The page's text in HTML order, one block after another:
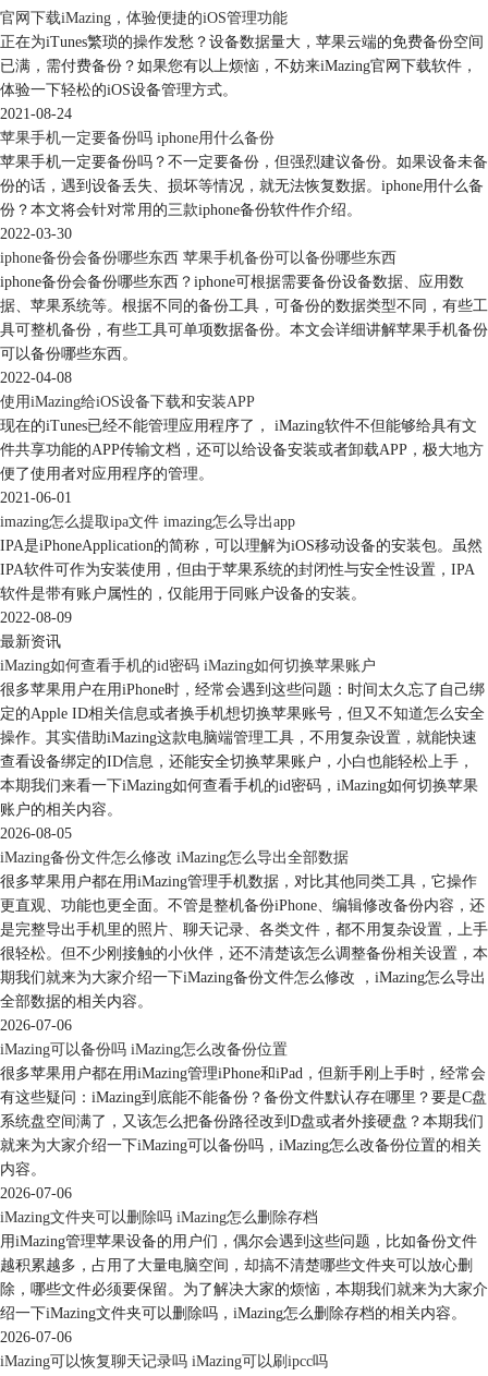
图3：导出至文件夹
然后会弹出导出窗口，勾选“我的选择”和“至所选的文件夹”，接着点
击“下一步”即可，如图4所示。
接着弹出“浏览文件夹”窗口，我们选择导出视频保存的位置，然后点
击“确定”，如图5所示。
图5：导出位置
在目标文件夹中我们已经选择好了，其他默认即可，然后点击“下一步”，
如图6所示。
官网下载iMazing，体验便捷的iOS管理功能
正在为iTunes繁琐的操作发愁？设备数据量大，苹果云端的免费备份空间
已满，需付费备份？如果您有以上烦恼，不妨来iMazing官网下载软件，
体验一下轻松的iOS设备管理方式。
2021-08-24
苹果手机一定要备份吗 iphone用什么备份
苹果手机一定要备份吗？不一定要备份，但强烈建议备份。如果设备未备
份的话，遇到设备丢失、损坏等情况，就无法恢复数据。iphone用什么备
份？本文将会针对常用的三款iphone备份软件作介绍。
2022-03-30
iphone备份会备份哪些东西 苹果手机备份可以备份哪些东西
iphone备份会备份哪些东西？iphone可根据需要备份设备数据、应用数
据、苹果系统等。根据不同的备份工具，可备份的数据类型不同，有些工
具可整机备份，有些工具可单项数据备份。本文会详细讲解苹果手机备份
可以备份哪些东西。
2022-04-08
使用iMazing给iOS设备下载和安装APP
现在的iTunes已经不能管理应用程序了， iMazing软件不但能够给具有文
件共享功能的APP传输文档，还可以给设备安装或者卸载APP，极大地方
便了使用者对应用程序的管理。
2021-06-01
imazing怎么提取ipa文件 imazing怎么导出app
IPA是iPhoneApplication的简称，可以理解为iOS移动设备的安装包。虽然
IPA软件可作为安装使用，但由于苹果系统的封闭性与安全性设置，IPA
软件是带有账户属性的，仅能用于同账户设备的安装。
2022-08-09
最新资讯
iMazing如何查看手机的id密码 iMazing如何切换苹果账户
很多苹果用户在用iPhone时，经常会遇到这些问题：时间太久忘了自己绑
定的Apple ID相关信息或者换手机想切换苹果账号，但又不知道怎么安全
操作。其实借助iMazing这款电脑端管理工具，不用复杂设置，就能快速
查看设备绑定的ID信息，还能安全切换苹果账户，小白也能轻松上手，
本期我们来看一下iMazing如何查看手机的id密码，iMazing如何切换苹果
账户的相关内容。
2026-08-05
iMazing备份文件怎么修改 iMazing怎么导出全部数据
很多苹果用户都在用iMazing管理手机数据，对比其他同类工具，它操作
更直观、功能也更全面。不管是整机备份iPhone、编辑修改备份内容，还
是完整导出手机里的照片、聊天记录、各类文件，都不用复杂设置，上手
很轻松。但不少刚接触的小伙伴，还不清楚该怎么调整备份相关设置，本
期我们就来为大家介绍一下iMazing备份文件怎么修改 ，iMazing怎么导出
全部数据的相关内容。
2026-07-06
iMazing可以备份吗 iMazing怎么改备份位置
很多苹果用户都在用iMazing管理iPhone和iPad，但新手刚上手时，经常会
有这些疑问：iMazing到底能不能备份？备份文件默认存在哪里？要是C盘
系统盘空间满了，又该怎么把备份路径改到D盘或者外接硬盘？本期我们
就来为大家介绍一下iMazing可以备份吗，iMazing怎么改备份位置的相关
内容。
2026-07-06
iMazing文件夹可以删除吗 iMazing怎么删除存档
用iMazing管理苹果设备的用户们，偶尔会遇到这些问题，比如备份文件
越积累越多，占用了大量电脑空间，却搞不清楚哪些文件夹可以放心删
除，哪些文件必须要保留。为了解决大家的烦恼，本期我们就来为大家介
绍一下iMazing文件夹可以删除吗，iMazing怎么删除存档的相关内容。
2026-07-06
iMazing可以恢复聊天记录吗 iMazing可以刷ipcc吗